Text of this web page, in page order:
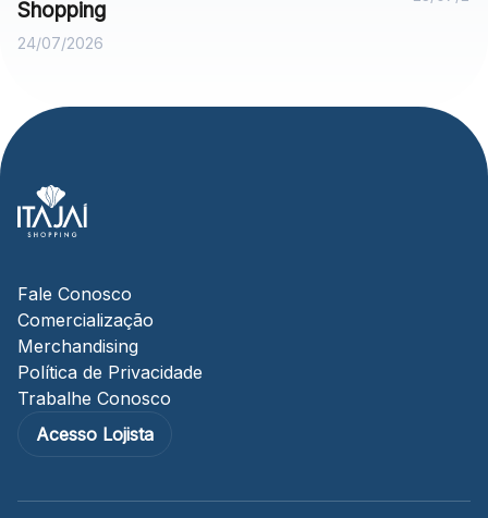
Shopping
24/07/2026
Fale Conosco
Comercialização
Merchandising
Política de Privacidade
Trabalhe Conosco
Acesso Lojista